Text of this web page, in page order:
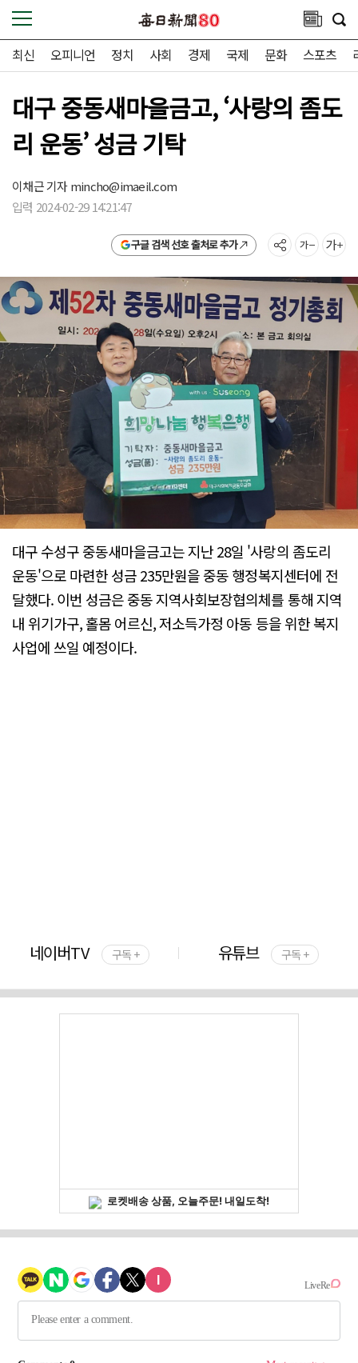
최신 오피니언 정치 사회 경제 국제 문화 스포츠
대구 중동새마을금고, ‘사랑의 좀도
리 운동’ 성금 기탁
이채근 기자mincho@imaeil.com
입력 2024-02-29 14:21:47
구글 검색 선호 출처로 추가
대구 수성구 중동새마을금고는 지난 28일 '사랑의 좀도리
운동'으로 마련한 성금 235만원을 중동 행정복지센터에 전
달했다. 이번 성금은 중동 지역사회보장협의체를 통해 지역
내 위기가구, 홀몸 어르신, 저소득가정 아동 등을 위한 복지
사업에 쓰일 예정이다.
네이버TV 구독 + 유튜브 구독 +